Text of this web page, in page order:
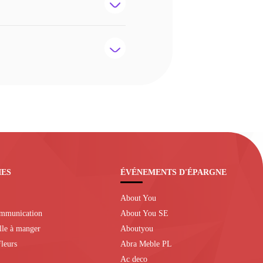
à manger
ÉVÉNEMENTS D'ÉPARGNE
About You
About You SE
Aboutyou
Abra Meble PL
Ac deco